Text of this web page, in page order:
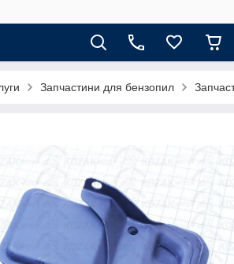
Запчастини для бензопил